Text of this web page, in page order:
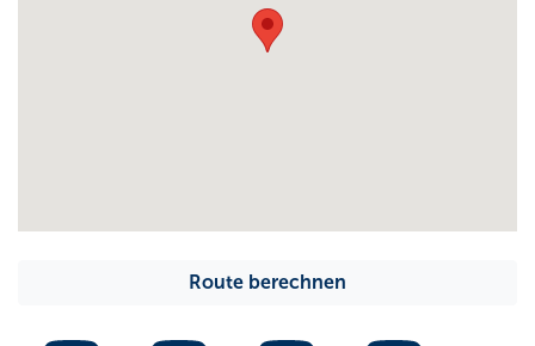
Route berechnen